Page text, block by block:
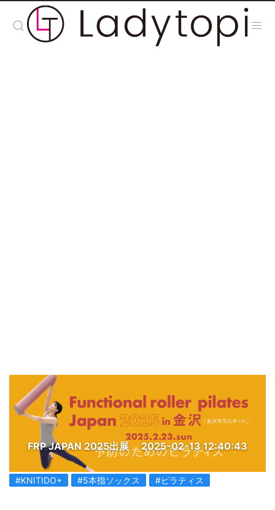
FRP JAPAN 2025出展 2025-02-13 12:40:43
#KNITIDO+ #5本指ソックス #ピラティス